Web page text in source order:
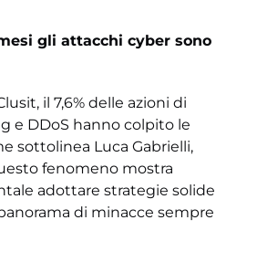
gli attacchi cyber sono
il 7,6% delle azioni di
e DDoS hanno colpito le
sottolinea Luca Gabrielli,
fenomeno mostra
adottare strategie solide
di minacce sempre